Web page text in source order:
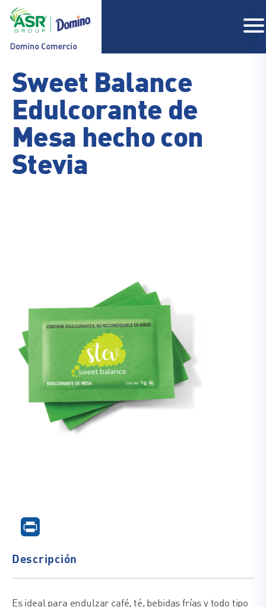
COMPAÑIA
PRODUCTOS
RECETAS
Sweet Balance
Edulcorante de
Mesa hecho con
Stevia
Descripción
Es ideal para endulzar café, té, bebidas frías y todo tipo